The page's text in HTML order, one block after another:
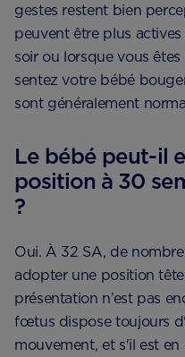
gestes restent bien
peuvent être plus
soir ou lorsque vous
sentez votre bébé
sont généralement
Le bébé peut-il
position à 30
?
Oui. À 32 SA, de
adopter une position
présentation n’est pas
fœtus dispose toujours
mouvement, et s'il est